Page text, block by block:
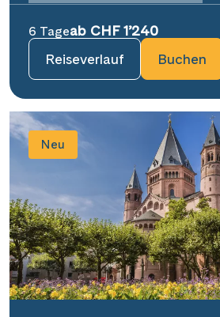
Hotline 0800 626
6 Tageab CHF 1’240
Reiseverlauf
Buchen
Neu